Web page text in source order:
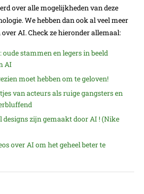
over alle mogelijkheden van deze
We hebben dan ook al veel meer
AI. Check ze hieronder allemaal:
oude stammen en legers in beeld
AI
moet hebben om te geloven!
van acteurs als ruige gangsters en
designs zijn gemaakt door AI ! (Nike
over AI om het geheel beter te